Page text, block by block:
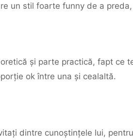
un stil foarte funny de a
și parte practică, fapt ce
ok între una și cealaltă.
dintre cunoștințele lui,